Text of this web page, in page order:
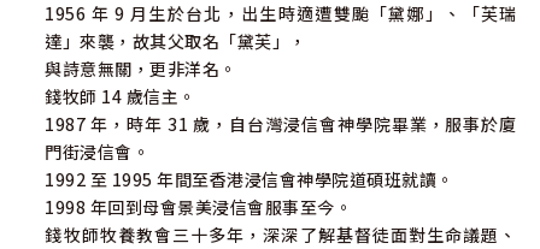
1956 年 9 月生於台北，出生時適遭雙颱「黛娜」、「芙瑞
達」來襲，故其父取名「黛芙」，
與詩意無關，更非洋名。
錢牧師 14 歲信主。
1987 年，時年 31 歲，自台灣浸信會神學院畢業，服事於廈
門街浸信會。
1992 至 1995 年間至香港浸信會神學院道碩班就讀。
1998 年回到母會景美浸信會服事至今。
錢牧師牧養教會三十多年，深深了解基督徒面對生命議題、